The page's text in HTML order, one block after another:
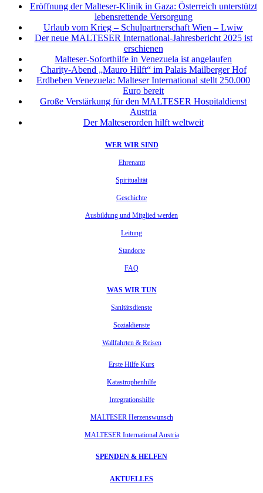
Eröffnung der Malteser-Klinik in Gaza: Österreich unterstützt
lebensrettende Versorgung
Urlaub vom Krieg – Schulpartnerschaft Wien – Lwiw
Der neue MALTESER International-Jahresbericht 2025 ist
erschienen
Malteser-Soforthilfe in Venezuela ist angelaufen
Charity-Abend „Mauro Hilft“ im Palais Mailberger Hof
Erdbeben Venezuela: Malteser International stellt 250.000
Euro bereit
Große Verstärkung für den MALTESER Hospitaldienst
Austria
Der Malteserorden hilft weltweit
WER WIR SIND
Ehrenamt
Spiritualität
Geschichte
Ausbildung und Mitglied werden
Leitung
Standorte
FAQ
WAS WIR TUN
Sanitätsdienste
Sozialdienste
Wallfahrten & Reisen
Erste Hilfe Kurs
Katastrophenhilfe
Integrationshilfe
MALTESER Herzenswunsch
MALTESER International Austria
SPENDEN & HELFEN
AKTUELLES